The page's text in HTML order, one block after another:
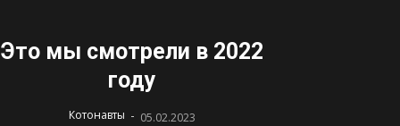
Это мы смотрели в 2022
году
Котонавты - 05.02.2023